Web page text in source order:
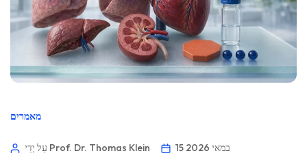
מאמרים
עַל יְדֵי Prof. Dr. Thomas Klein
15 במאי 2026